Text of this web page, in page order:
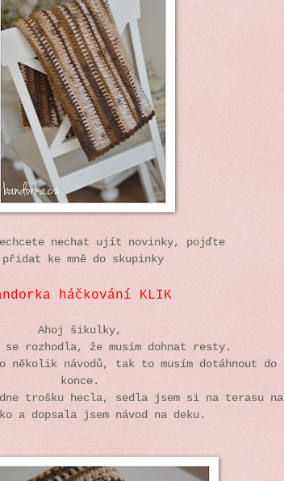
nechat ujít novinky, pojďte
přidat ke mně do skupinky
háčkování KLIK
Ahoj šikulky,
se rozhodla, že musím dohnat resty.
několik návodů, tak to musím dotáhnout do
konce.
trošku hecla, sedla jsem si na terasu na
a dopsala jsem návod na deku.